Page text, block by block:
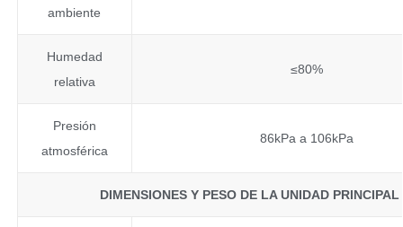
ambiente
Humedad
relativa
≤80%
Presión
atmosférica
86kPa a 106kPa
DIMENSIONES Y PESO DE LA UNIDAD PRINCIPAL